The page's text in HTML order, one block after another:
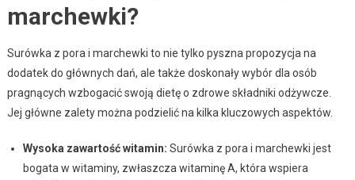
marchewki?
Surówka z pora i marchewki to nie tylko pyszna propozycja na
dodatek do głównych dań, ale także doskonały wybór dla osób
pragnących wzbogacić swoją dietę o zdrowe składniki odżywcze.
Jej główne zalety można podzielić na kilka kluczowych aspektów.
Wysoka zawartość witamin: Surówka z pora i marchewki jest
bogata w witaminy, zwłaszcza witaminę A, która wspiera